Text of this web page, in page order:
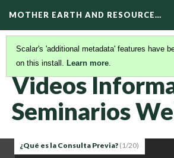
MOTHER EARTH AND RESOURCE…
Scalar's 'additional metadata' features have
on this install. Learn more.
VIDEOS EN ESPAÑOL(1/3)
Videos
Seminarios
¿Qué es la Consulta Previa? (1/20)